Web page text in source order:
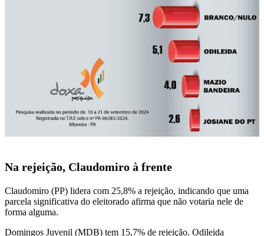
Na rejeição, Claudomiro à frente
Claudomiro (PP) lidera com 25,8% a rejeição, indicando que uma
parcela significativa do eleitorado afirma que não votaria nele de
forma alguma.
Domingos Juvenil (MDB) tem 15,7% de rejeição. Odileida